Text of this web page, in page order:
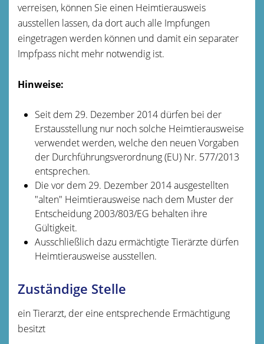
verreisen, können Sie einen Heimtierausweis
ausstellen lassen, da dort auch alle Impfungen
eingetragen werden können und damit ein separater
Impfpass nicht mehr notwendig ist.
Hinweise:
Seit dem 29. Dezember 2014 dürfen bei der
Erstausstellung nur noch solche Heimtierausweise
verwendet werden, welche den neuen Vorgaben
der Durchführungsverordnung (EU) Nr. 577/2013
entsprechen.
Die vor dem 29. Dezember 2014 ausgestellten
"alten" Heimtierausweise nach dem Muster der
Entscheidung 2003/803/EG behalten ihre
Gültigkeit.
Ausschließlich dazu ermächtigte Tierärzte dürfen
Heimtierausweise ausstellen.
Zuständige Stelle
ein Tierarzt, der eine entsprechende Ermächtigung
besitzt